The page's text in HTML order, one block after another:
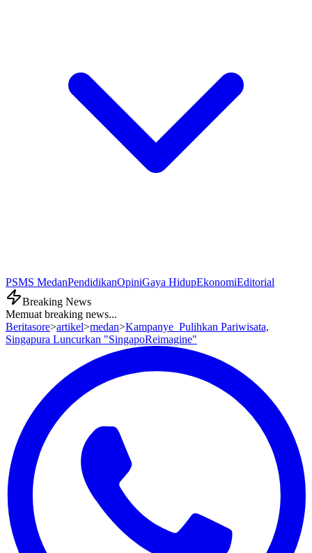
PSMS MedanPendidikanOpiniGaya HidupEkonomiEditorial
Breaking News
Memuat breaking news...
Beritasore>artikel>medan>Kampanye Pulihkan Pariwisata,
Singapura Luncurkan "SingapoReimagine"